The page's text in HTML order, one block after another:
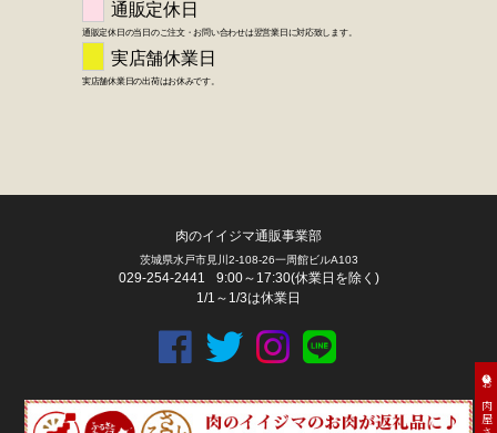
お肉屋さん
肉のイイジマ通販事業部
茨城県水戸市見川2-108-26一周館ビルA103
029-254-2441
9:00～17:30(休業日を除く)
1/1～1/3は休業日